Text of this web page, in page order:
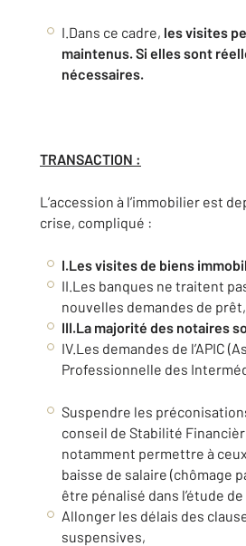
I.Dans ce cadre, les visites
maintenus. Si elles sont
nécessaires.
TRANSACTION :
L’accession à l’immobilier est
crise, compliqué :
I.Les visites de biens
II.Les banques ne traitent
nouvelles demandes de prêt,
III.La majorité des notaires
IV.Les demandes de l’APIC
Professionnelle des
Suspendre les
conseil de Stabilité
notamment permettre à
baisse de salaire (chômage
être pénalisé dans l’étude
Allonger les délais des
suspensives,